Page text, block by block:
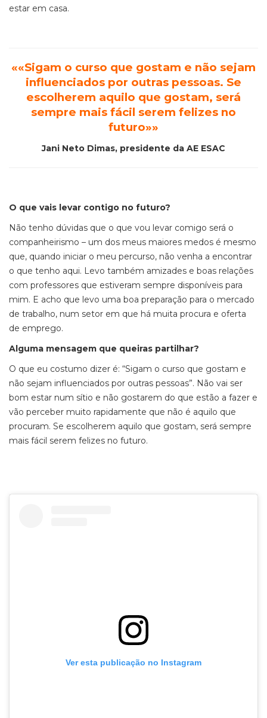
estar em casa.
««Sigam o curso que gostam e não sejam
influenciados por outras pessoas. Se
escolherem aquilo que gostam, será
sempre mais fácil serem felizes no
futuro»»
Jani Neto Dimas, presidente da AE ESAC
O que vais levar contigo no futuro?
Não tenho dúvidas que o que vou levar comigo será o
companheirismo – um dos meus maiores medos é mesmo
que, quando iniciar o meu percurso, não venha a encontrar
o que tenho aqui. Levo também amizades e boas relações
com professores que estiveram sempre disponíveis para
mim. E acho que levo uma boa preparação para o mercado
de trabalho, num setor em que há muita procura e oferta
de emprego.
Alguma mensagem que queiras partilhar?
O que eu costumo dizer é: “Sigam o curso que gostam e
não sejam influenciados por outras pessoas”. Não vai ser
bom estar num sítio e não gostarem do que estão a fazer e
vão perceber muito rapidamente que não é aquilo que
procuram. Se escolherem aquilo que gostam, será sempre
mais fácil serem felizes no futuro.
Ver esta publicação no Instagram